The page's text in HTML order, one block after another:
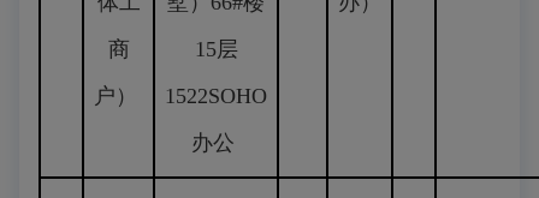
商
户）
15层
1522SOHO
办公